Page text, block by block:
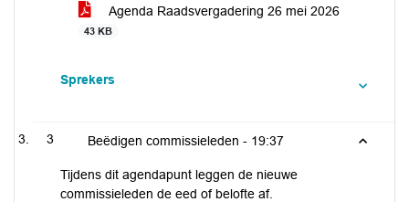
Agenda Raadsvergadering 26 mei 2026
43 KB
Sprekers
3 Beëdigen commissieleden - 19:37
Tijdens dit agendapunt leggen de nieuwe
commissieleden de eed of belofte af.